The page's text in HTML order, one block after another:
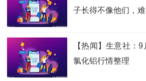
子长得不像他们，
【热闻】生意社：
氯化铝行情整理